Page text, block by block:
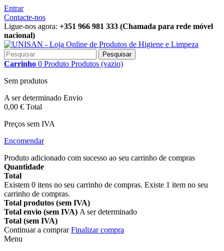
Entrar
Contacte-nos
Ligue-nos agora: +351 966 981 333 (Chamada para rede móvel
nacional)
Pesquisar
Carrinho 0 Produto Produtos (vazio)
Sem produtos
A ser determinado Envio
0,00 € Total
Preços sem IVA
Encomendar
Produto adicionado com sucesso ao seu carrinho de compras
Quantidade
Total
Existem 0 itens no seu carrinho de compras. Existe 1 item no seu
carrinho de compras.
Total produtos (sem IVA)
Total envio (sem IVA) A ser determinado
Total (sem IVA)
Continuar a comprarFinalizar compra
Menu